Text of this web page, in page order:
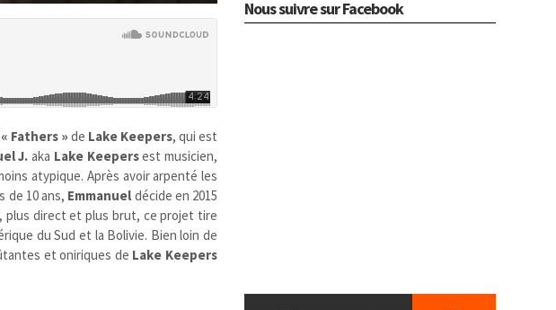
« Fathers » de Lake Keepers, qui est
J. aka Lake Keepersest musicien,
atypique. Après avoir arpenté les
de 10 ans, Emmanuel décide en 2015
plus direct et plus brut, ce projet tire
du Sud et la Bolivie. Bien loin de
et oniriques de Lake Keepers
Nous suivre sur Facebook